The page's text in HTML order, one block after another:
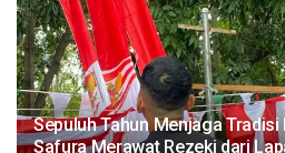
Sepuluh Tahun Menjaga
Safura Merawat Rezeki dari